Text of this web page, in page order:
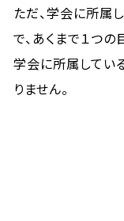
ただ、学会に所属
で、あくまで１つの
学会に所属してい
りません。